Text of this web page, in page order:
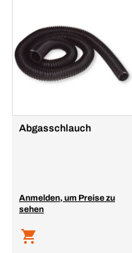
Abgasschlauch
Anmelden, um Preise zu
sehen